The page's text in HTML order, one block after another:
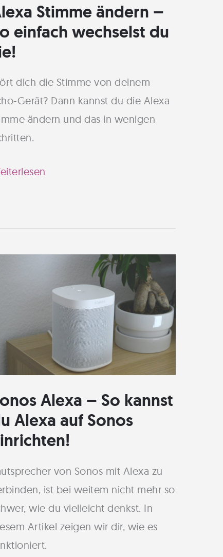
Stimme ändern –
einfach wechselst du
dich die Stimme von deinem
Gerät? Dann kannst du die Alexa
ändern und das in wenigen
Alexa – So kannst
Alexa auf Sonos
von Sonos mit Alexa zu
ist bei weitem nicht mehr so
wie du vielleicht denkst. In
Artikel zeigen wir dir, wie es